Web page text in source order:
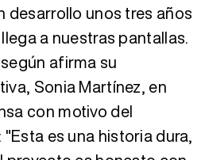
desarrollo unos tres años
a nuestras pantallas.
afirma su
Sonia Martínez, en
con motivo del
es una historia dura,